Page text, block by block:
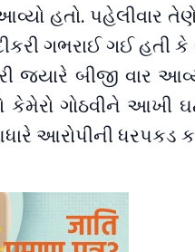
હતો. પહેલીવાર
ગભરાઈ ગઈ હતી કે
જ્યારે બીજી વાર
કેમેરો ગોઠવીને આખી
આરોપીની ધરપકડ